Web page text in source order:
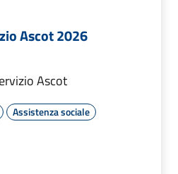
Ascot 2026
Ascot
Assistenza sociale